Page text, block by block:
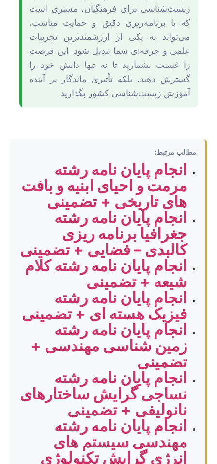
زیست‌شناسی برای فرهنگیان، مسیری است
که با برنامه‌ریزی دقیق و حمایت مناسب،
می‌تواند به یکی از ارزشمندترین تجربیات
علمی و حرفه‌ای شما تبدیل شود. این فرصت
را غنیمت بشمارید تا نه تنها دانش خود را
گسترش دهید، بلکه تأثیری ماندگار بر آینده
آموزش زیست‌شناسی کشور بگذارید.
مطالب مرتبط:
انجام پایان نامه رشته
مرمت و احیای ابنیه و بافت
های تاریخی + تضمینی
انجام پایان نامه رشته
جغرافیا برنامه ریزی
کالبدی – فضایی + تضمینی
انجام پایان نامه رشته کلام
شیعه + تضمینی
انجام پایان نامه رشته
فیزیک هسته ای + تضمینی
انجام پایان نامه رشته
زمین شناسی مهندسی +
تضمینی
انجام پایان نامه رشته
نساجی گرایش ساختارهای
نانولیفی + تضمینی
انجام پایان نامه رشته
مهندسی سیستم های
انرژی گرایش تکنولوژی